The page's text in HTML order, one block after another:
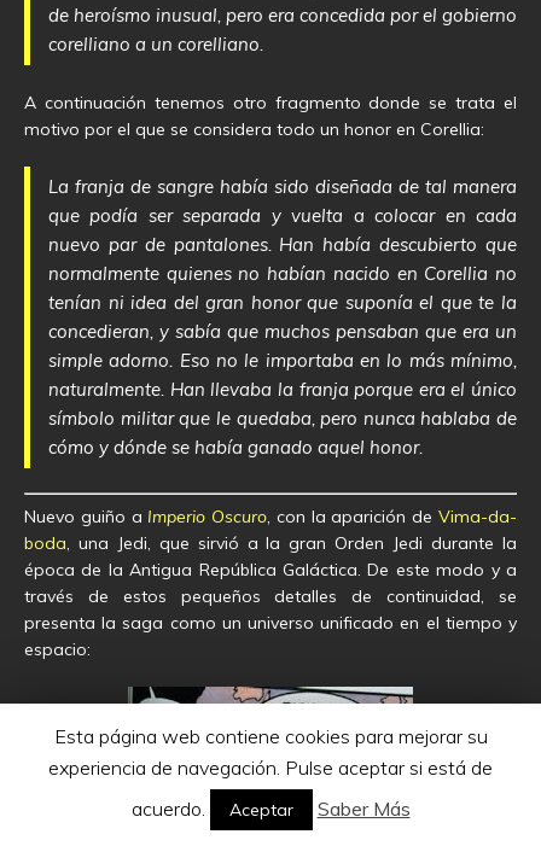
de heroísmo inusual, pero era concedida por el gobierno
corelliano a un corelliano.
A continuación tenemos otro fragmento donde se trata el
motivo por el que se considera todo un honor en Corellia:
La franja de sangre había sido diseñada de tal manera
que podía ser separada y vuelta a colocar en cada
nuevo par de pantalones. Han había descubierto que
normalmente quienes no habían nacido en Corellia no
tenían ni idea del gran honor que suponía el que te la
concedieran, y sabía que muchos pensaban que era un
simple adorno. Eso no le importaba en lo más mínimo,
naturalmente. Han llevaba la franja porque era el único
símbolo militar que le quedaba, pero nunca hablaba de
cómo y dónde se había ganado aquel honor.
Nuevo guiño a Imperio Oscuro, con la aparición deVima-da-
boda, una Jedi, que sirvió a la gran Orden Jedi durante la
época de la Antigua República Galáctica. De este modo y a
través de estos pequeños detalles de continuidad, se
presenta la saga como un universo unificado en el tiempo y
espacio:
Esta página web contiene cookies para mejorar su
experiencia de navegación. Pulse aceptar si está de
acuerdo.
Aceptar Saber Más